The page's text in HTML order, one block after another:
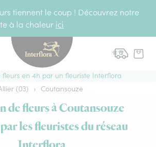
tiennent le coup ! Découvrez notre
à la chaleur ici
fleurs en 4h par un fleuriste Interflora
(03) › Coutansouze
de fleurs à Coutansouze
les fleuristes du réseau